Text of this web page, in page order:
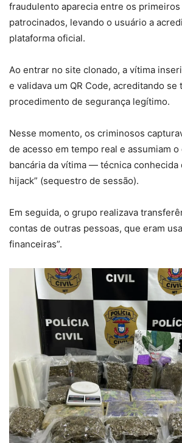
fraudulento aparecia entre os
patrocinados, levando o usuário a
plataforma oficial.
Ao entrar no site clonado, a vítima
e validava um QR Code, acreditando se
procedimento de segurança legítimo.
Nesse momento, os criminosos
de acesso em tempo real e assumiam
bancária da vítima — técnica conhecida
hijack” (sequestro de sessão).
Em seguida, o grupo realizava
contas de outras pessoas, que eram
financeiras”.